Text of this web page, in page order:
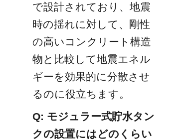
で設計されており、地震
時の揺れに対して、剛性
の高いコンクリート構造
物と比較して地震エネル
ギーを効果的に分散させ
るのに役立ちます。
Q: モジュラー式貯水タン
クの設置にはどのくらい